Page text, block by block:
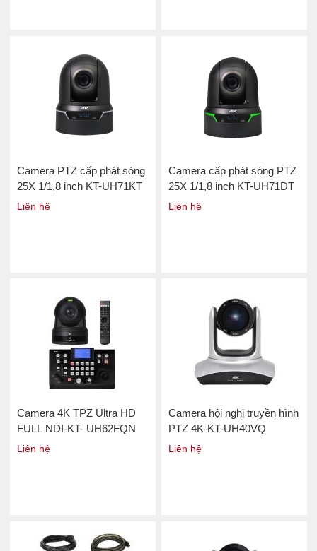
Camera PTZ cấp phát sóng
25X 1/1,8 inch KT-UH71KT
Liên hệ
Camera cấp phát sóng PTZ
25X 1/1,8 inch KT-UH71DT
Liên hệ
Camera 4K TPZ Ultra HD
FULL NDI-KT- UH62FQN
Liên hệ
Camera hội nghị truyền hình
PTZ 4K-KT-UH40VQ
Liên hệ